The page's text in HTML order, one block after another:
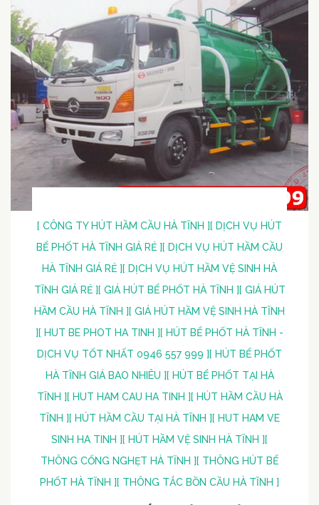
[ CÔNG TY HÚT HẦM CẦU HÀ TĨNH ] [ DỊCH VỤ HÚT
BỂ PHỐT HÀ TĨNH GIÁ RẺ ] [ DỊCH VỤ HÚT HẦM CẦU
HÀ TĨNH GIÁ RẺ ] [ DỊCH VỤ HÚT HẦM VỆ SINH HÀ
TĨNH GIÁ RẺ ] [ GIÁ HÚT BỂ PHỐT HÀ TĨNH ] [ GIÁ HÚT
HẦM CẦU HÀ TĨNH ] [ GIÁ HÚT HẦM VỆ SINH HÀ TĨNH
] [ HUT BE PHOT HA TINH ] [ HÚT BỂ PHỐT HÀ TĨNH -
DỊCH VỤ TỐT NHẤT 0946 557 999 ] [ HÚT BỂ PHỐT
HÀ TĨNH GIÁ BAO NHIÊU ] [ HÚT BỂ PHỐT TẠI HÀ
TĨNH ] [ HUT HAM CAU HA TINH ] [ HÚT HẦM CẦU HÀ
TĨNH ] [ HÚT HẦM CẦU TẠI HÀ TĨNH ] [ HUT HAM VE
SINH HA TINH ] [ HÚT HẦM VỆ SINH HÀ TĨNH ] [
THÔNG CỐNG NGHẸT HÀ TĨNH ] [ THÔNG HÚT BỂ
PHỐT HÀ TĨNH ] [ THÔNG TẮC BỒN CẦU HÀ TĨNH ]